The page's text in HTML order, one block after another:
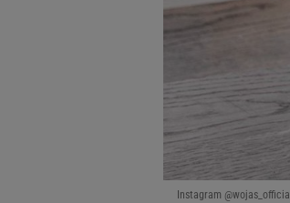
Instagram @wojas_official